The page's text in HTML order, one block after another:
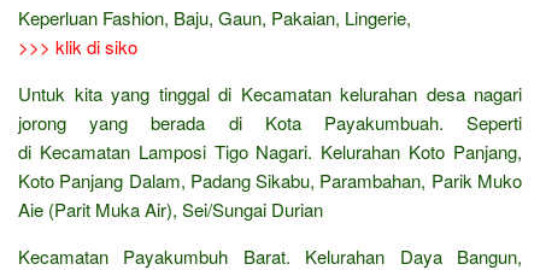
Keperluan Fashion, Baju, Gaun, Pakaian, Lingerie,
>>> klik di siko
Untuk kita yang tinggal di Kecamatan kelurahan desa nagari
jorong yang berada di Kota Payakumbuah. Seperti
di Kecamatan Lamposi Tigo Nagari. Kelurahan Koto Panjang,
Koto Panjang Dalam, Padang Sikabu, Parambahan, Parik Muko
Aie (Parit Muka Air), Sei/Sungai Durian
Kecamatan Payakumbuh Barat. Kelurahan Daya Bangun,